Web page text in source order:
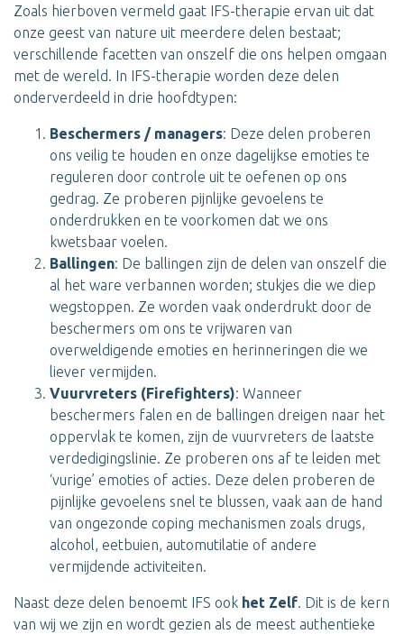
Zoals hierboven vermeld gaat IFS-therapie ervan uit dat
onze geest van nature uit meerdere delen bestaat;
verschillende facetten van onszelf die ons helpen omgaan
met de wereld. In IFS-therapie worden deze delen
onderverdeeld in drie hoofdtypen:
Beschermers / managers: Deze delen proberen
ons veilig te houden en onze dagelijkse emoties te
reguleren door controle uit te oefenen op ons
gedrag. Ze proberen pijnlijke gevoelens te
onderdrukken en te voorkomen dat we ons
kwetsbaar voelen.
Ballingen: De ballingen zijn de delen van onszelf die
al het ware verbannen worden; stukjes die we diep
wegstoppen. Ze worden vaak onderdrukt door de
beschermers om ons te vrijwaren van
overweldigende emoties en herinneringen die we
liever vermijden.
Vuurvreters (Firefighters): Wanneer
beschermers falen en de ballingen dreigen naar het
oppervlak te komen, zijn de vuurvreters de laatste
verdedigingslinie. Ze proberen ons af te leiden met
‘vurige’ emoties of acties. Deze delen proberen de
pijnlijke gevoelens snel te blussen, vaak aan de hand
van ongezonde coping mechanismen zoals drugs,
alcohol, eetbuien, automutilatie of andere
vermijdende activiteiten.
Naast deze delen benoemt IFS ook het Zelf. Dit is de kern
van wij we zijn en wordt gezien als de meest authentieke